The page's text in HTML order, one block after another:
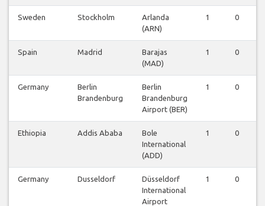
Sweden Stockholm
Arlanda
(ARN)
1 0
Spain Madrid
Barajas
(MAD)
1 0
Germany
Berlin
Brandenburg
Berlin
Brandenburg
Airport (BER)
1 0
Ethiopia Addis Ababa
Bole
International
(ADD)
1 0
Germany Dusseldorf
Düsseldorf
International
Airport
1 0